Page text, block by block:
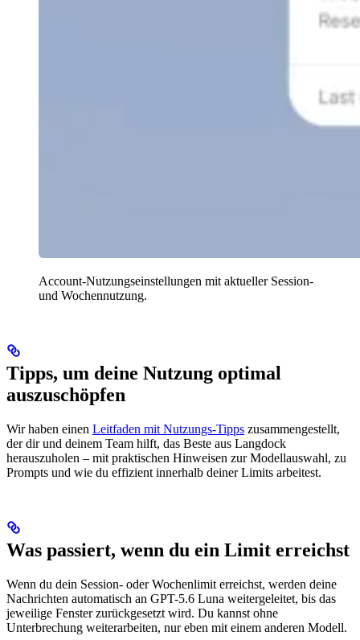
Account-Nutzungseinstellungen mit aktueller Session-
und Wochennutzung.
Tipps, um deine Nutzung optimal
auszuschöpfen
Wir haben einen Leitfaden mit Nutzungs-Tipps zusammengestellt,
der dir und deinem Team hilft, das Beste aus Langdock
herauszuholen – mit praktischen Hinweisen zur Modellauswahl, zu
Prompts und wie du effizient innerhalb deiner Limits arbeitest.
Was passiert, wenn du ein Limit erreichst
Wenn du dein Session- oder Wochenlimit erreichst, werden deine
Nachrichten automatisch an GPT-5.6 Luna weitergeleitet, bis das
jeweilige Fenster zurückgesetzt wird. Du kannst ohne
Unterbrechung weiterarbeiten, nur eben mit einem anderen Modell.